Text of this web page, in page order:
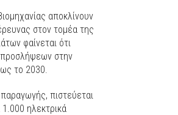
αποκλίνουν
στον τομέα της
φαίνεται ότι
προσλήψεων στην
το 2030.
πιστεύεται
ηλεκτρικά